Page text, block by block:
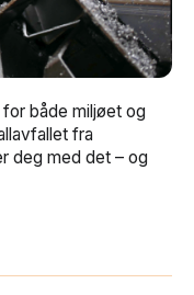
både miljøet og
fra
deg med det – og